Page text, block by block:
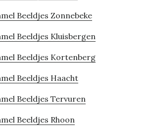
Beeldjes Zonnebeke
Beeldjes Kluisbergen
Beeldjes Kortenberg
Beeldjes Haacht
Beeldjes Tervuren
Beeldjes Rhoon